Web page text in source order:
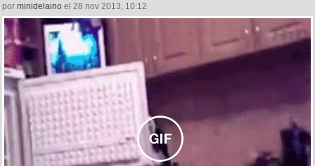
por minidelaino el 28 nov 2013, 10:12